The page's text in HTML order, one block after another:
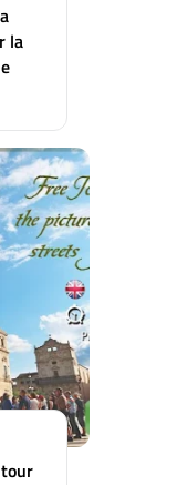
la